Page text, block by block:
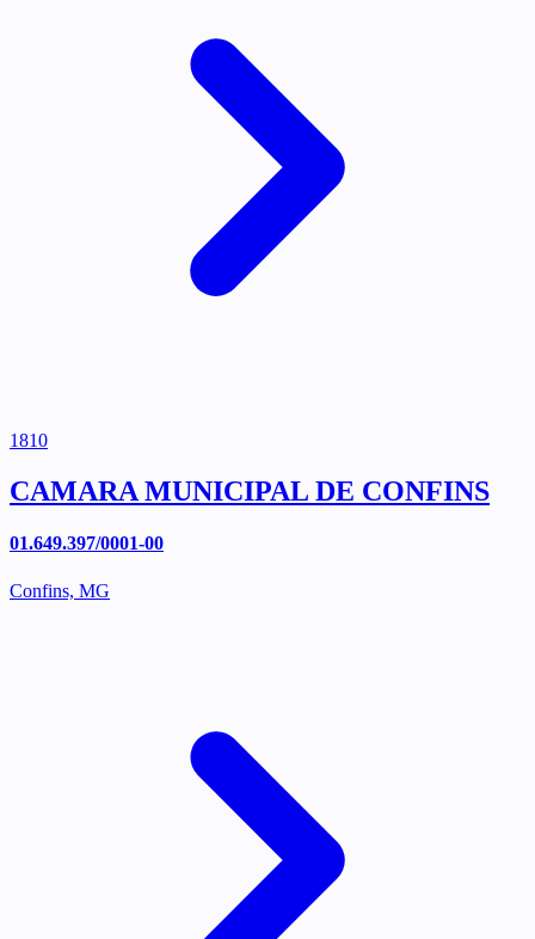
1810
CAMARA MUNICIPAL DE CONFINS
01.649.397/0001-00
Confins, MG